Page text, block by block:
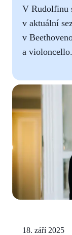
V Rudolfinu
v aktuální
v
a violoncello.
18. září 2025